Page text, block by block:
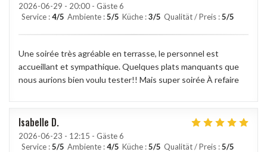
2026-06-29 - 20:00 - Gäste 6
Service :4/5 Ambiente :5/5 Küche :3/5 Qualität / Preis :5/5
Une soirée très agréable en terrasse, le personnel est
accueillant et sympathique. Quelques plats manquants que
nous aurions bien voulu tester!! Mais super soirée À refaire
Isabelle D
2026-06-23 - 12:15 - Gäste 6
Service :5/5 Ambiente :4/5 Küche :5/5 Qualität / Preis :5/5